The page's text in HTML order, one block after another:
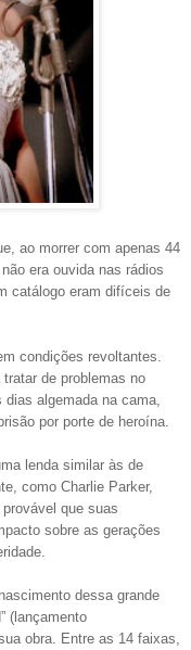
ao morrer com apenas 44
era ouvida nas rádios
catálogo eram difíceis de
condições revoltantes.
de problemas no
algemada na cama,
por porte de heroína.
lenda similar às de
como Charlie Parker,
que suas
sobre as gerações
dessa grande
(lançamento
obra. Entre as 14 faixas,